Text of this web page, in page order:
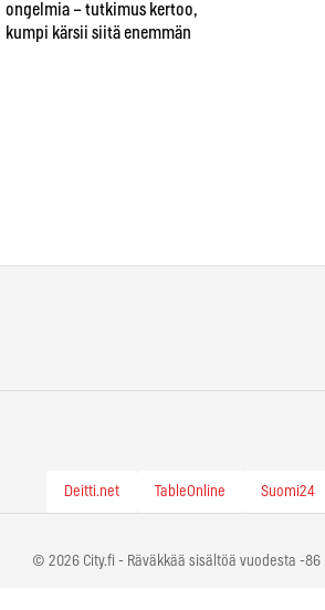
ongelmia – tutkimus kertoo,
kumpi kärsii siitä enemmän
Deitti.net TableOnline Suomi24
© 2026 City.fi - Räväkkää sisältöä vuodesta -86 |